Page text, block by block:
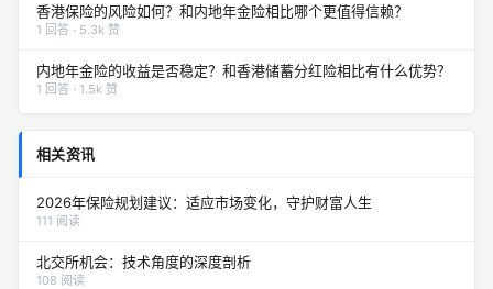
香港保险的风险如何？和内地年金险相比哪个更值得信赖？
1 回答 · 5.3k 赞
内地年金险的收益是否稳定？和香港储蓄分红险相比有什么优势？
1 回答 · 1.5k 赞
相关资讯
2026年保险规划建议：适应市场变化，守护财富人生
111 阅读
北交所机会：技术角度的深度剖析
108 阅读